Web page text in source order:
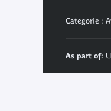
Categorie :
As part of: